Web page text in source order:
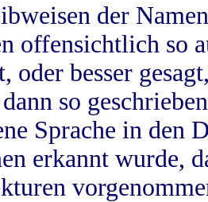
der
offensichtlich so
oder besser
so
Sprache in
erkannt wurde,